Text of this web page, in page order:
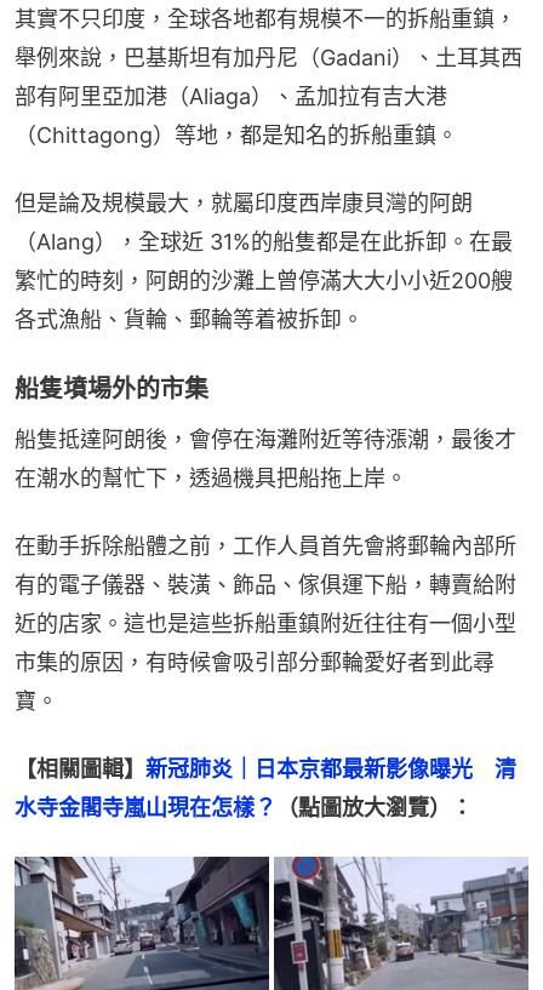
其實不只印度，全球各地都有規模不一的拆船重鎮，
舉例來說，巴基斯坦有加丹尼（Gadani）、土耳其西
部有阿里亞加港（Aliaga）、孟加拉有吉大港
（Chittagong）等地，都是知名的拆船重鎮。
但是論及規模最大，就屬印度西岸康貝灣的阿朗
（Alang），全球近 31%的船隻都是在此拆卸。在最
繁忙的時刻，阿朗的沙灘上曾停滿大大小小近200艘
各式漁船、貨輪、郵輪等着被拆卸。
船隻墳場外的市集
船隻抵達阿朗後，會停在海灘附近等待漲潮，最後才
在潮水的幫忙下，透過機具把船拖上岸。
在動手拆除船體之前，工作人員首先會將郵輪內部所
有的電子儀器、裝潢、飾品、傢俱運下船，轉賣給附
近的店家。這也是這些拆船重鎮附近往往有一個小型
市集的原因，有時候會吸引部分郵輪愛好者到此尋
寶。
【相關圖輯】 新冠肺炎｜日本京都最新影像曝光　清
水寺金閣寺嵐山現在怎樣？
（點圖放大瀏覽）：